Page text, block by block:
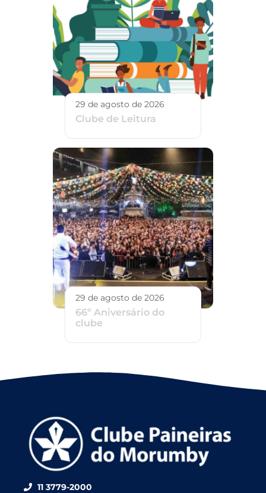
29 de agosto de 2026
Clube de Leitura
29 de agosto de 2026
66º Aniversário do
clube
11 3779-2000